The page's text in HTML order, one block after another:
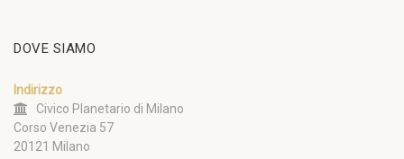
DOVE SIAMO
Indirizzo
Civico Planetario di Milano
Corso Venezia 57
20121 Milano